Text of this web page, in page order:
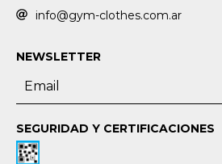
info@gym-clothes.com.ar
NEWSLETTER
SEGURIDAD Y CERTIFICACIONES